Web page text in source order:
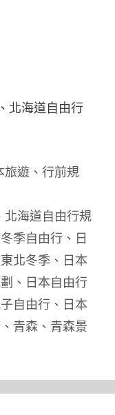
海道自由行
旅遊、 行前規
北海道自由行規
季自由行 、 日
北冬季 、 日本
、 日本自由行
自由行 、 日本
、 青森 、 青森景